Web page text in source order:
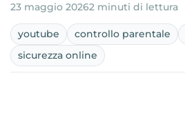
23 maggio 20262 minuti di lettura
youtube controllo parentale
sicurezza online